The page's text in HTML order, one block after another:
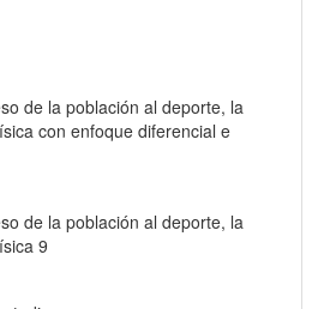
de la población al deporte, la
con enfoque diferencial e
de la población al deporte, la
9